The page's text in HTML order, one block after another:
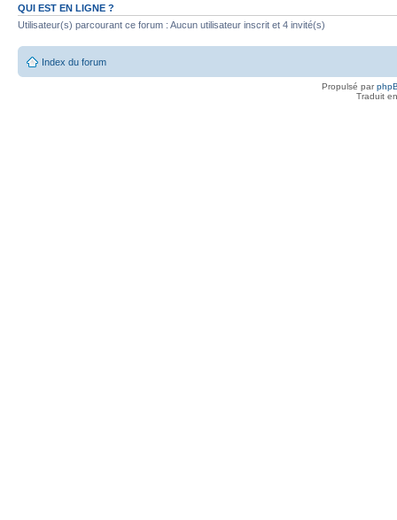
QUI EST EN LIGNE ?
Utilisateur(s) parcourant ce forum : Aucun utilisateur inscrit et 4 invité(s)
Index du forum
Propulsé par
Traduit